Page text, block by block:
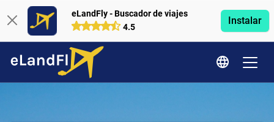
eLandFly - Buscador de viajes
4.5
Instalar